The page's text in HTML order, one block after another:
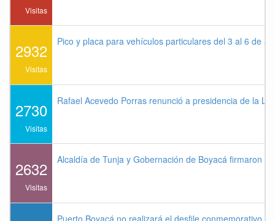
Visitas
2932
Visitas
Pico y placa para vehículos particulares del 3 al 6 de
2730
Visitas
Rafael Acevedo Porras renunció a presidencia de la
2632
Visitas
Alcaldía de Tunja y Gobernación de Boyacá firmaron
Puerto Boyacá no realizará el desfile conmemorativo